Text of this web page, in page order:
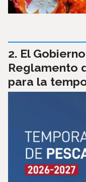
El
Reglamento
para la